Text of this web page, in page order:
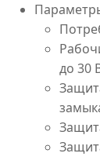
до 30